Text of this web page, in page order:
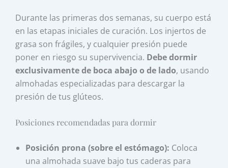
Durante las primeras dos semanas, su cuerpo está
en las etapas iniciales de curación. Los injertos de
grasa son frágiles, y cualquier presión puede
poner en riesgo su supervivencia. Debe dormir
exclusivamente de boca abajo o de lado, usando
almohadas especializadas para descargar la
presión de tus glúteos.
Posiciones recomendadas para dormir
Posición prona (sobre el estómago): Coloca
una almohada suave bajo tus caderas para